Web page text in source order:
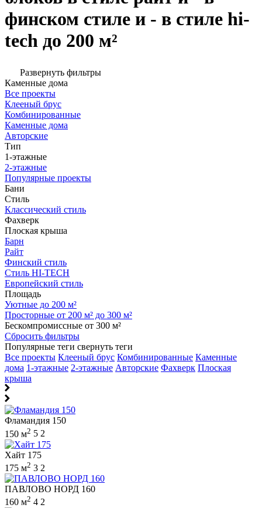
финском стиле и - в стиле hi-
tech до 200 м²
Развернуть фильтры
Каменные дома
Все проекты
Клееный брус
Комбинированные
Каменные дома
Авторские
Тип
1-этажные
2-этажные
Популярные проекты
Бани
Стиль
Классический стиль
Фахверк
Плоская крыша
Барн
Райт
Финский стиль
Стиль HI-TECH
Европейский стиль
Площадь
Уютные до 200 м²
Просторные от 200 м² до 300 м²
Бескомпромиссные от 300 м²
Сбросить фильтры
Популярные теги свернуть теги
Все проекты Клееный брус Комбинированные Каменные
дома 1-этажные 2-этажные Авторские Фахверк Плоская
крыша
Фламандия 150
150 м2 5 2
Хайт 175
175 м2 3 2
ПАВЛОВО НОРД 160
160 м2 4 2